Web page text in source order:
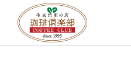
content